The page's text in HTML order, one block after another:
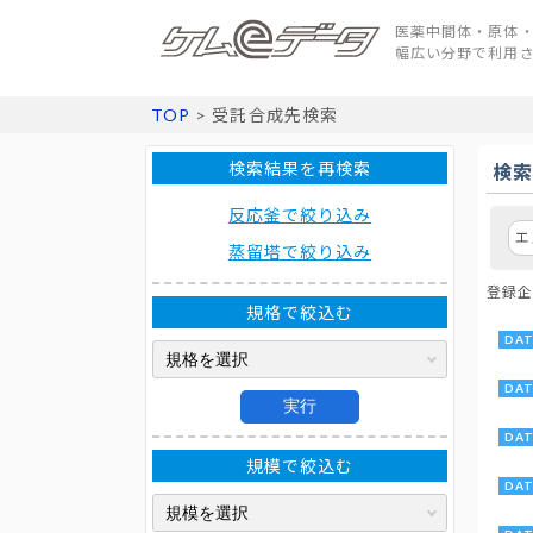
医薬中間体・原体
幅広い分野で利用
TOP > 受託合成先検索
検索結果を再検索
反応釜で絞り込み
蒸留塔で絞り込み
規格で絞込む
実行
規模で絞込む
検
登録